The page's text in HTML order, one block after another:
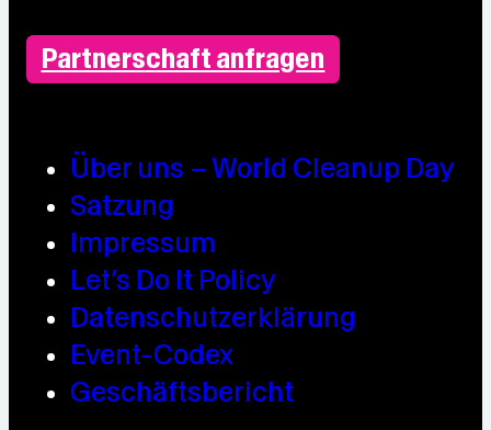
Partnerschaft anfragen
Über uns – World Cleanup Day
Satzung
Impressum
Let’s Do It Policy
Datenschutzerklärung
Event-Codex
Geschäftsbericht